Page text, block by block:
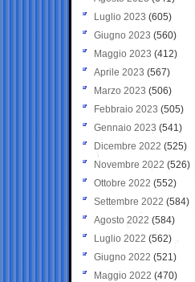
Luglio 2023 (605)
Giugno 2023 (560)
Maggio 2023 (412)
Aprile 2023 (567)
Marzo 2023 (506)
Febbraio 2023 (505)
Gennaio 2023 (541)
Dicembre 2022 (525)
Novembre 2022 (526)
Ottobre 2022 (552)
Settembre 2022 (584)
Agosto 2022 (584)
Luglio 2022 (562)
Giugno 2022 (521)
Maggio 2022 (470)